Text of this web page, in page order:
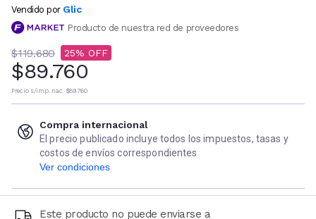
Vendido por Glic
Producto de nuestra red de proveedores
$119.680 25
$89.760
Precio s/imp. nac. $89.760
Compra internacional
El precio publicado incluye todos los impuestos, tasas y
costos de envíos correspondientes
Ver condiciones
Este producto no puede enviarse a